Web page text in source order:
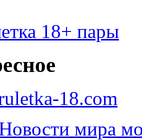
18+ пары
18.com
мира